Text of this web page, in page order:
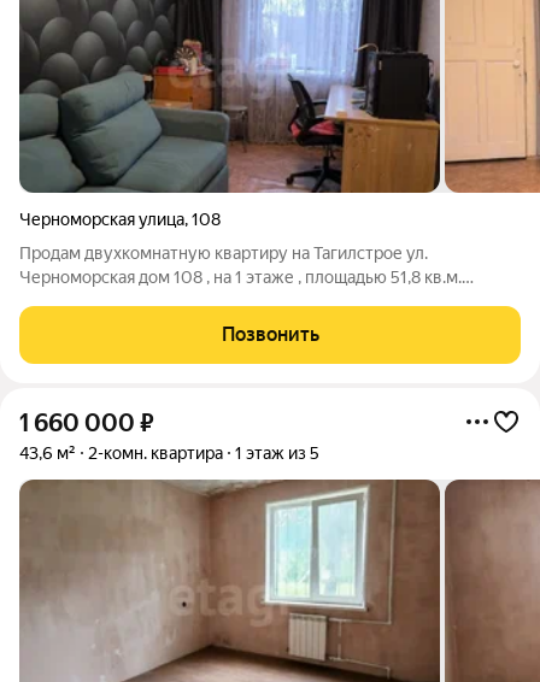
Черноморская улица,108
Продам двухкомнатную квартиру на Тагилстрое ул.
Черноморская дом 108 , на 1 этаже , площадью 51,8 кв.м.
раздельные, большие просторные комнаты, кухня 6 кв.м. В
квартире выполнен косметический ремонт,
Позвонить
1 660 000 ₽
43,6 м² 2-комн. квартира 1 этаж из 5